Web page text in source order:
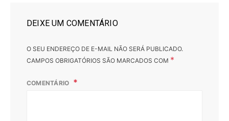
DEIXE UM COMENTÁRIO
O SEU ENDEREÇO DE E-MAIL NÃO SERÁ PUBLICADO.
CAMPOS OBRIGATÓRIOS SÃO MARCADOS COM *
COMENTÁRIO